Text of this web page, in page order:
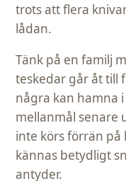
trots att flera
lådan.
Tänk på en familj
teskedar går åt till
några kan hamna
mellanmål senare
inte körs förrän på
kännas betydligt
antyder.